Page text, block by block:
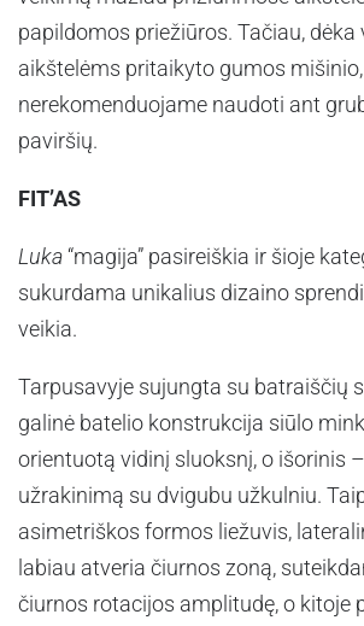
papildomos priežiūros. Tačiau, dėka
aikštelėms pritaikyto gumos
nerekomenduojame naudoti ant
paviršių.
FIT’AS
Luka“magija” pasireiškia ir šioje
sukurdama unikalius dizaino
veikia.
Tarpusavyje sujungta su batraiščių
galinė batelio konstrukcija siūlo
orientuotą vidinį sluoksnį, o išorinis
užrakinimą su dvigubu užkulniu.
asimetriškos formos liežuvis,
labiau atveria čiurnos zoną,
čiurnos rotacijos amplitudę, o kitoje